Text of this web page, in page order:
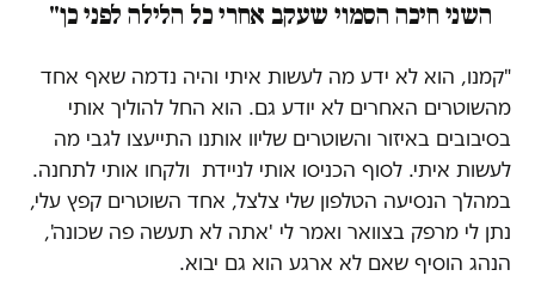
השני חיכה הסמוי שעקב אחרי כל הלילה לפני כן"
"קמנו, הוא לא ידע מה לעשות איתי והיה נדמה שאף אחד
מהשוטרים האחרים לא יודע גם. הוא החל להוליך אותי
בסיבובים באיזור והשוטרים שליוו אותנו התייעצו לגבי מה
לעשות איתי. לסוף הכניסו אותי לניידת ולקחו אותי לתחנה.
במהלך הנסיעה הטלפון שלי צלצל, אחד השוטרים קפץ עלי,
נתן לי מרפק בצוואר ואמר לי 'אתה לא תעשה פה שכונה',
הנהג הוסיף שאם לא ארגע הוא גם יבוא.